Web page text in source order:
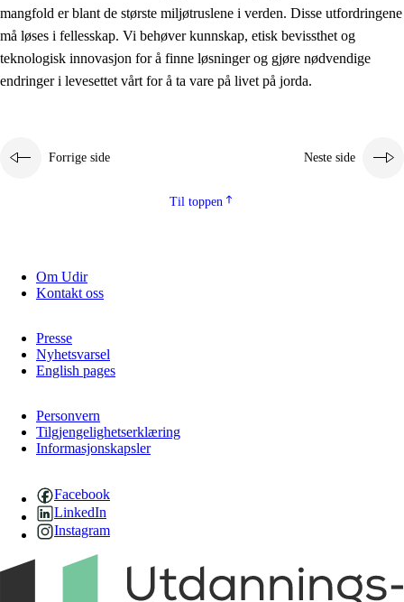
1.3 Kritisk tenkning og etisk bevissthet
1.4 Skaperglede, engasjement og utforskertrang
1.5 Respekt for naturen og miljøbevissthet
mangfold er blant de største miljøtruslene i verden. Disse utfordringene
må løses i fellesskap. Vi behøver kunnskap, etisk bevissthet og
teknologisk innovasjon for å finne løsninger og gjøre nødvendige
endringer i levesettet vårt for å ta vare på livet på jorda.
Forrige side Neste side
Til toppen
Om Udir
Kontakt oss
Presse
Nyhetsvarsel
English pages
Personvern
Tilgjengelighetserklæring
Informasjonskapsler
Facebook
LinkedIn
Instagram